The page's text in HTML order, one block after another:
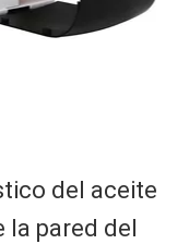
del aceite
pared del